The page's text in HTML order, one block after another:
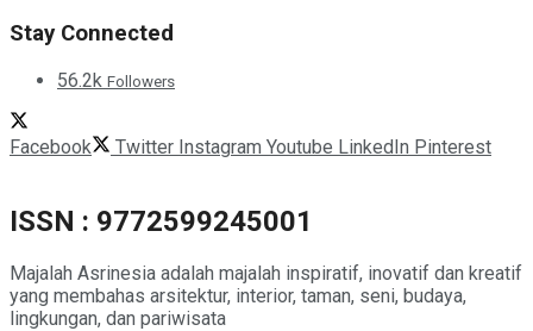
Stay Connected
56.2k Followers
Facebook Twitter Instagram Youtube LinkedIn Pinterest
ISSN : 9772599245001
Majalah Asrinesia adalah majalah inspiratif, inovatif dan kreatif
yang membahas arsitektur, interior, taman, seni, budaya,
lingkungan, dan pariwisata